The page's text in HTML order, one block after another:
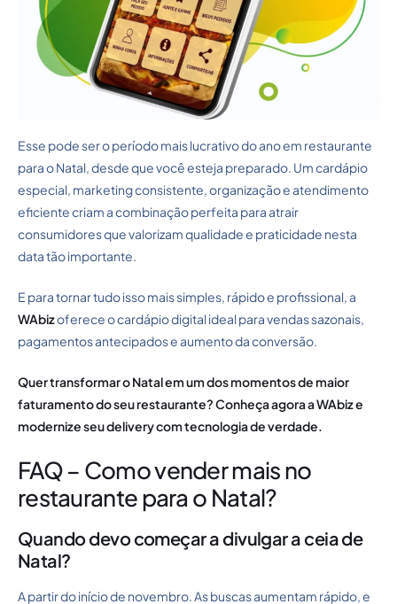
Esse pode ser o período mais lucrativo do ano em restaurante
para o Natal, desde que você esteja preparado. Um cardápio
especial, marketing consistente, organização e atendimento
eficiente criam a combinação perfeita para atrair
consumidores que valorizam qualidade e praticidade nesta
data tão importante.
E para tornar tudo isso mais simples, rápido e profissional, a
WAbizoferece o cardápio digital ideal para vendas sazonais,
pagamentos antecipados e aumento da conversão.
Quer transformar o Natal em um dos momentos de maior
faturamento do seu restaurante?Conheça agora a WAbize
modernize seu delivery com tecnologia de verdade.
FAQ – Como vender mais no
restaurante para o Natal?
Quando devo começar a divulgar a ceia de
Natal?
A partir do início de novembro. As buscas aumentam rápido, e